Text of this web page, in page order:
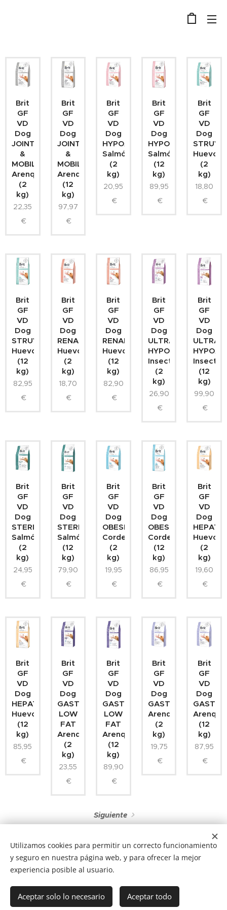
Brit
GF
VD
Dog
JOINT
&
MOBILITY
Arenque
(2
kg)
22,35
€
Brit
GF
VD
Dog
JOINT
&
MOBILITY
Arenque
(12
kg)
97,97
€
Brit
GF
VD
Dog
HYPOALLERGENIC
Salmón
(2
kg)
20,95
€
Brit
GF
VD
Dog
HYPOALLERGENIC
Salmón
(12
kg)
89,95
€
Brit
GF
VD
Dog
Huevo
(2
kg)
18,80
€
Brit
GF
VD
Dog
STRUVITE
Huevo
(12
kg)
82,95
€
Brit
GF
VD
Dog
RENAL
Huevo
(2
kg)
18,70
€
Brit
GF
VD
Dog
RENAL
Huevo
(12
kg)
82,90
€
Brit
GF
VD
Dog
ULTRA-
HYPOALLERGENIC
Insectos
(2
kg)
26,90
€
Brit
GF
VD
Dog
ULTRA-
Insectos
(12
kg)
99,90
€
Brit
GF
VD
Dog
STERILISED
Salmón
(2
kg)
24,95
€
Brit
GF
VD
Dog
STERILISED
Salmón
(12
kg)
79,90
€
Brit
GF
VD
Dog
OBESITY
Cordero
(2
kg)
19,95
€
Brit
GF
VD
Dog
OBESITY
Cordero
(12
kg)
86,95
€
Brit
GF
VD
Dog
HEPATIC
Huevo
(2
kg)
19,60
€
Brit
GF
VD
Dog
HEPATIC
Huevo
(12
kg)
85,95
€
Brit
GF
VD
Dog
GASTROINTESTINAL-
LOW
FAT
Arenque
(2
kg)
23,55
€
Brit
GF
VD
Dog
GASTROINTESTINAL-
LOW
FAT
Arenque
(12
kg)
89,90
€
Brit
GF
VD
Dog
Arenque
(2
kg)
19,75
€
Brit
GF
VD
Dog
Arenque
(12
kg)
87,95
€
Siguiente
NUCAN mascotas
Tf.666351543 Cookies
Utilizamos cookies para permitir un correcto funcionamiento
y seguro en nuestra página web, y para ofrecer la mejor
experiencia posible al usuario.
Aceptar solo lo necesario Aceptar todo